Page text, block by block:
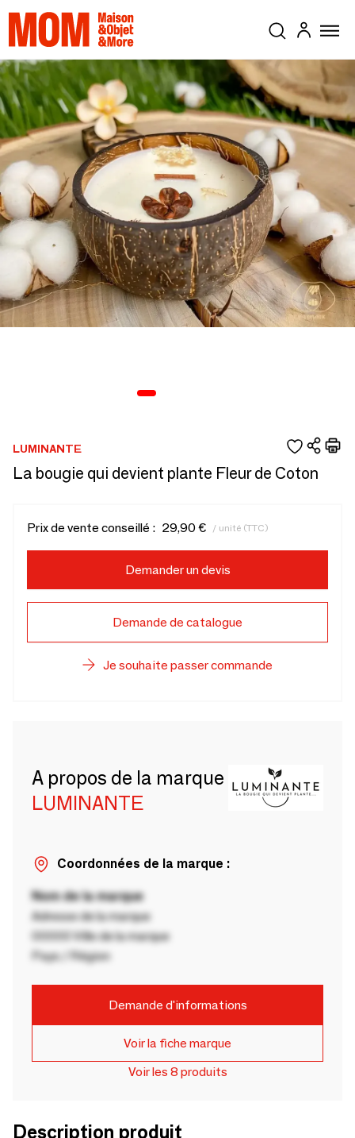
LUMINANTE
La bougie qui devient plante Fleur de Coton
Prix de vente conseillé : 29,90 € / unité (TTC)
Demander un devis
Demande de catalogue
Je souhaite passer commande
A propos de la marque
LUMINANTE
Coordonnées de la marque :
Nom de la marque
Adresse de la marque
00000 Ville de la marque
Pays / Région
Demande d'informations
Voir la fiche marque
Voir les 8 produits
Description produit